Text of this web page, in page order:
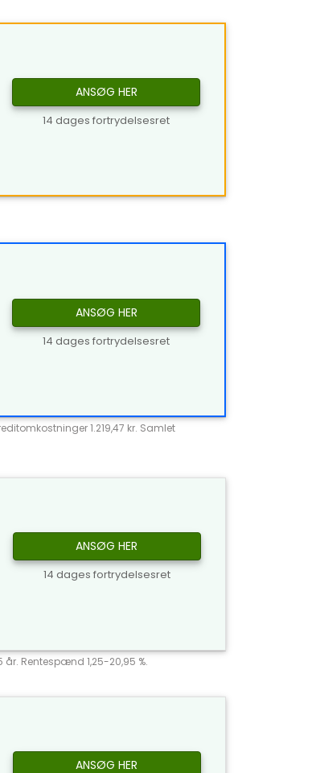
ANSØG HER
14 dages fortrydelsesret
ANSØG HER
14 dages fortrydelsesret
1.219,47 kr. Samlet
ANSØG HER
14 dages fortrydelsesret
år. Rentespænd 1,25-20,95 %.
ANSØG HER